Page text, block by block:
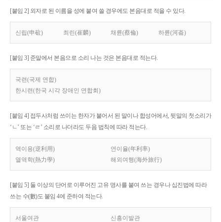
[붙임 2] 외자로 된 이름을 성에 붙여 쓸 경우에도 본음대로 적을 수 있다.
신립(申砬) 최린(崔麟) 채륜(蔡倫) 하륜(河崙)
[붙임 3] 준말에서 본음으로 소리 나는 것은 본음대로 적는다.
국련(국제 연합)
한시련(한국 시각 장애인 연합회)
[붙임 4] 접두사처럼 쓰이는 한자가 붙어서 된 말이나 합성어에서, 뒷말의 첫소리가
‘ㄴ’ 또는 ‘ㄹ’ 소리로 나더라도 두음 법칙에 따라 적는다.
역이용(逆利用)
연이율(年利率)
열역학(熱力學)
해외여행(海外旅行)
[붙임 5] 둘 이상의 단어로 이루어진 고유 명사를 붙여 쓰는 경우나 십진법에 따라
쓰는 수(數)도 붙임 4에 준하여 적는다.
서울여관 신흥이발관